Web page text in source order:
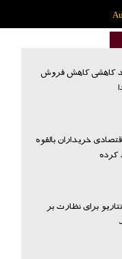
کاهشی کاهش فروش
خریداران بالقوه
کرده
برای نظارت بر